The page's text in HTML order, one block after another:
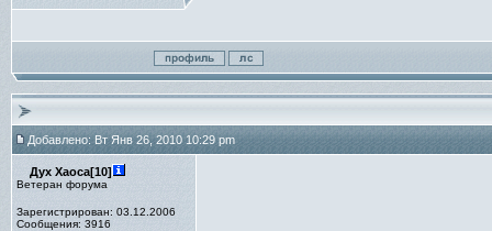
Добавлено: Вт Янв 26, 2010 10:29 pm
Дух Хаоса[10]
Ветеран форума
Зарегистрирован: 03.12.2006
Сообщения: 3916